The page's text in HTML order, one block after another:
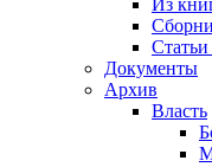
Из
Документы
Архив
Власть